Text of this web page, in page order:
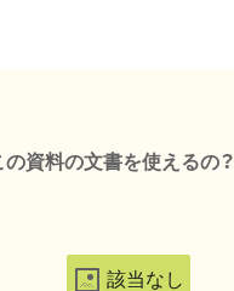
資料の文書を使えるの？
該当なし